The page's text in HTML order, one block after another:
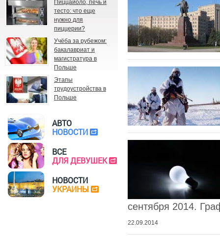
сентября 2014.
22.09.2014
Пиццайоло, печь и
тесто: что еще
нужно для
пиццерии?
Учёба за рубежом:
бакалавриат и
магистратура в
Польше
Этапы
трудоустройства в
Польше
АВТО
НОВОСТИ
ВСЕ
ДЛЯ ДЕВУШЕК
НОВОСТИ
УКРАИНЫ